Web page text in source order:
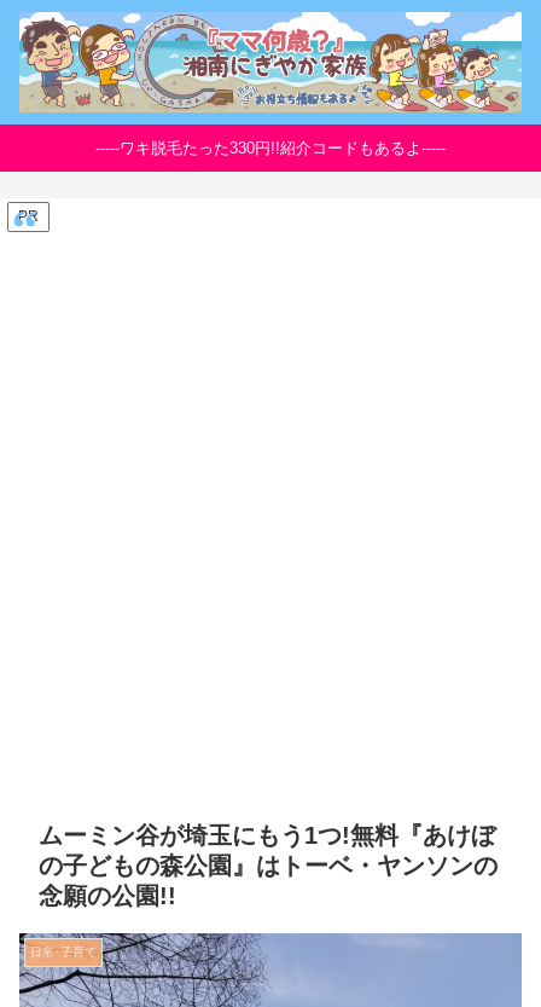
-----ワキ脱毛たった330円!!紹介コードもあるよ-----
PR
ムーミン谷が埼玉にもう1つ!無料『あけぼ
の子どもの森公園』はトーベ・ヤンソンの
念願の公園!!
日常･子育て